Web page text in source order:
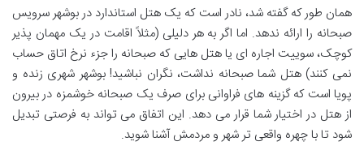
همان طور که گفته شد، نادر است که یک هتل استاندارد در بوشهر سرویس
صبحانه را ارائه ندهد. اما اگر به هر دلیلی (مثلاً اقامت در یک مهمان پذیر
کوچک، سوییت اجاره ای یا هتل هایی که صبحانه را جزء نرخ اتاق حساب
نمی کنند) هتل شما صبحانه نداشت، نگران نباشید! بوشهر شهری زنده و
پویا است که گزینه های فراوانی برای صرف یک صبحانه خوشمزه در بیرون
از هتل در اختیار شما قرار می دهد. این اتفاق می تواند به فرصتی تبدیل
شود تا با چهره واقعی تر شهر و مردمش آشنا شوید.